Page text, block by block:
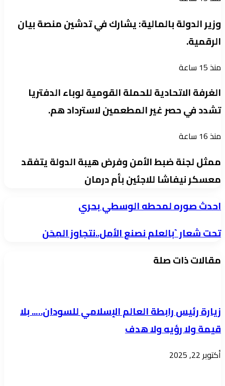
وزير الدولة بالمالية: يشارك في تدشين منصة بيان
الرقمية.
منذ 15 ساعة
الغرفة الاتحادية للحملة القومية لوباء الدفتريا
تشدد في حصر غير المطعمين لاسترداد هم.
منذ 16 ساعة
ممثل لجنة ضبط الأمن وفرض هيبة الدولة يتفقد
معسكر نيفاشا للاجئين بأم درمان
احدث
لمحطه
بحري
احدث صوره لمحطه الوسطي بحري
تحت
`بالعلم
المِحَن
تحت شعار `بالعلم نصنع الأمل..نتجاوز المِحَن
مقالات ذات صلة
زيارة رئيس رابطة العالم الإسلامي للسودان….. بلا
قيمة ولا رؤيه ولا هدف
أكتوبر 22, 2025